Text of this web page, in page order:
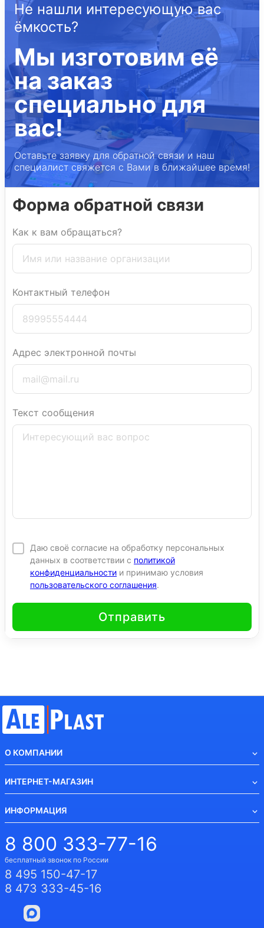
Не нашли интересующую вас
ёмкость?
Мы изготовим её
на заказ
специально для
вас!
Оставьте заявку для обратной связи и наш
специалист свяжется с Вами в ближайшее время!
Форма обратной связи
Как к вам обращаться?
Контактный телефон
Адрес электронной почты
Текст сообщения
Даю своё согласие на обработку персональных
данных в соответствии с политикой
конфиденциальности и принимаю условия
пользовательского соглашения.
Отправить
О КОМПАНИИ
ИНТЕРНЕТ-МАГАЗИН
ИНФОРМАЦИЯ
8 800 333-77-16
бесплатный звонок по России
8 495 150-47-17
8 473 333-45-16